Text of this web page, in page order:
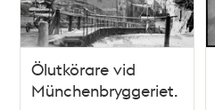
Ölutkörare vid
Münchenbryggeriet.